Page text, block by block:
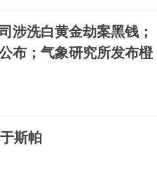
涉洗白黄金劫案黑钱；
布；气象研究所发布橙
斯帕